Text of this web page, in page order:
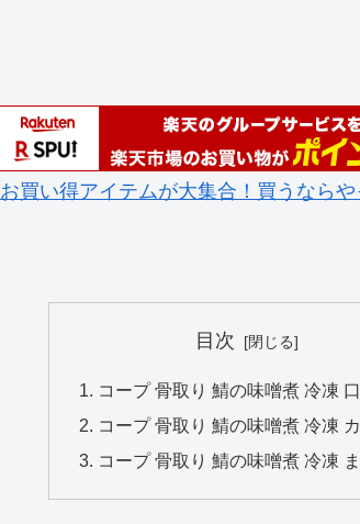
お買い得アイテムが大集合！買うなら
目次
コープ 骨取り 鯖の味噌煮 冷凍
コープ 骨取り 鯖の味噌煮 冷凍
コープ 骨取り 鯖の味噌煮 冷凍